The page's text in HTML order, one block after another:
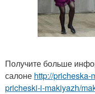
Получите больше
салоне http://pricheska-
pricheski-i-makiyazh/